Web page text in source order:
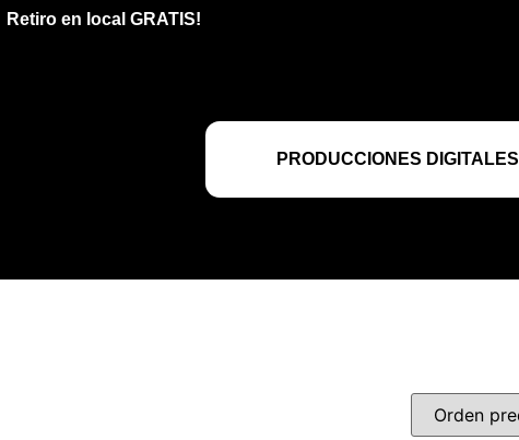
Retiro en local GRATIS!
PRODUCCIONES DIGITALES